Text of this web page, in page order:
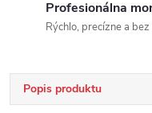
Profesionálna
Rýchlo, precízne a bez
Popis produktu